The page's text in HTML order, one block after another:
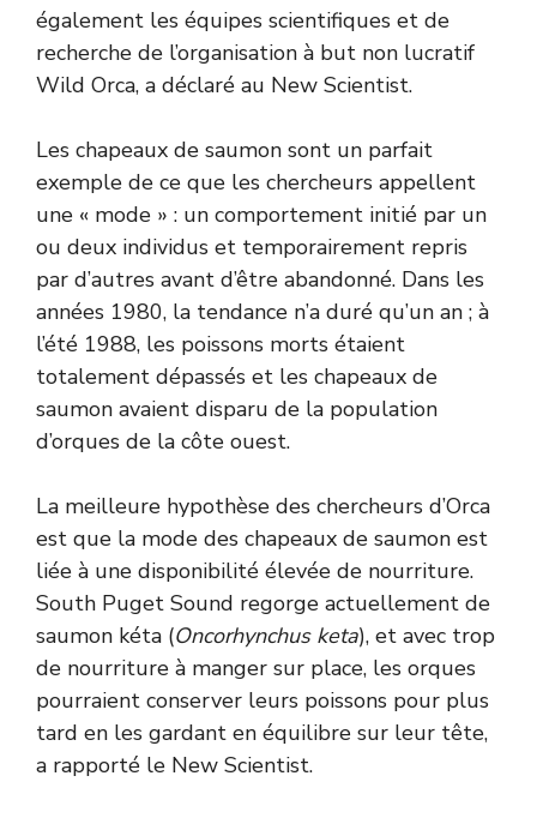
également les équipes scientifiques et de
recherche de l’organisation à but non lucratif
Wild Orca, a déclaré au New Scientist.
Les chapeaux de saumon sont un parfait
exemple de ce que les chercheurs appellent
une « mode » : un comportement initié par un
ou deux individus et temporairement repris
par d’autres avant d’être abandonné. Dans les
années 1980, la tendance n’a duré qu’un an ; à
l’été 1988, les poissons morts étaient
totalement dépassés et les chapeaux de
saumon avaient disparu de la population
d’orques de la côte ouest.
La meilleure hypothèse des chercheurs d’Orca
est que la mode des chapeaux de saumon est
liée à une disponibilité élevée de nourriture.
South Puget Sound regorge actuellement de
saumon kéta (Oncorhynchus keta), et avec trop
de nourriture à manger sur place, les orques
pourraient conserver leurs poissons pour plus
tard en les gardant en équilibre sur leur tête,
a rapporté le New Scientist.